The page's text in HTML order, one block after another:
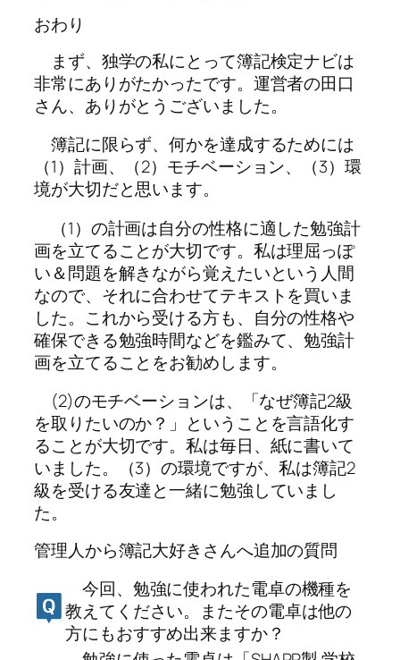
おわり
まず、独学の私にとって簿記検定ナビは
非常にありがたかったです。運営者の田口
さん、ありがとうございました。
簿記に限らず、何かを達成するためには
（1）計画、（2）モチベーション、（3）環
境が大切だと思います。
（1）の計画は自分の性格に適した勉強計
画を立てることが大切です。私は理屈っぽ
い＆問題を解きながら覚えたいという人間
なので、それに合わせてテキストを買いま
した。これから受ける方も、自分の性格や
確保できる勉強時間などを鑑みて、勉強計
画を立てることをお勧めします。
(2)のモチベーションは、「なぜ簿記2級
を取りたいのか？」ということを言語化す
ることが大切です。私は毎日、紙に書いて
いました。（3）の環境ですが、私は簿記2
級を受ける友達と一緒に勉強していまし
た。
管理人から簿記大好きさんへ追加の質問
今回、勉強に使われた電卓の機種を
教えてください。またその電卓は他の
方にもおすすめ出来ますか？